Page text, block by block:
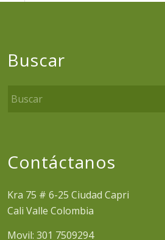
Buscar
Contáctanos
Kra 75 # 6-25 Ciudad Capri
Cali Valle Colombia
Movil: 301 7509294